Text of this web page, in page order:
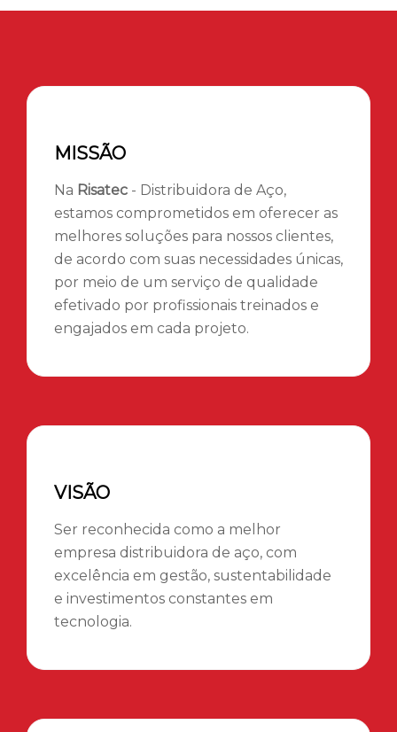
MISSÃO
Na Risatec - Distribuidora de Aço,
estamos comprometidos em oferecer as
melhores soluções para nossos clientes,
de acordo com suas necessidades únicas,
por meio de um serviço de qualidade
efetivado por profissionais treinados e
engajados em cada projeto.
VISÃO
Ser reconhecida como a melhor
empresa distribuidora de aço, com
excelência em gestão, sustentabilidade
e investimentos constantes em
tecnologia.